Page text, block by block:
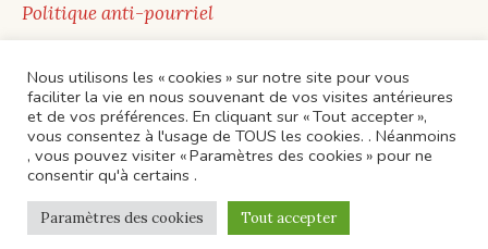
Politique anti-pourriel
ACCUEIL CONTACTS ÉVÈNEMENTS
Politique de confidentialité/ Éditions Mots en toile ©
2023 / Tous droits réservés
Nous utilisons les « cookies » sur notre site pour vous
faciliter la vie en nous souvenant de vos visites antérieures
et de vos préférences. En cliquant sur « Tout accepter »,
vous consentez à l'usage de TOUS les cookies. . Néanmoins
, vous pouvez visiter « Paramètres des cookies » pour ne
consentir qu'à certains .
Paramètres des cookies Tout accepter